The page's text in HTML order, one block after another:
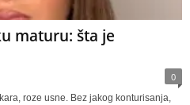
maturu: šta je
0
roze usne. Bez jakog konturisanja,